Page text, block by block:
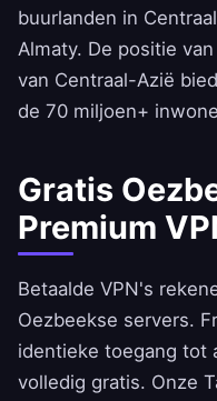
buurlanden in
Almaty. De positie
van Centraal-Azië
de 70 miljoen+
Gratis
Premium
Betaalde VPN's
Oezbeekse servers.
identieke toegang tot
volledig gratis. Onze